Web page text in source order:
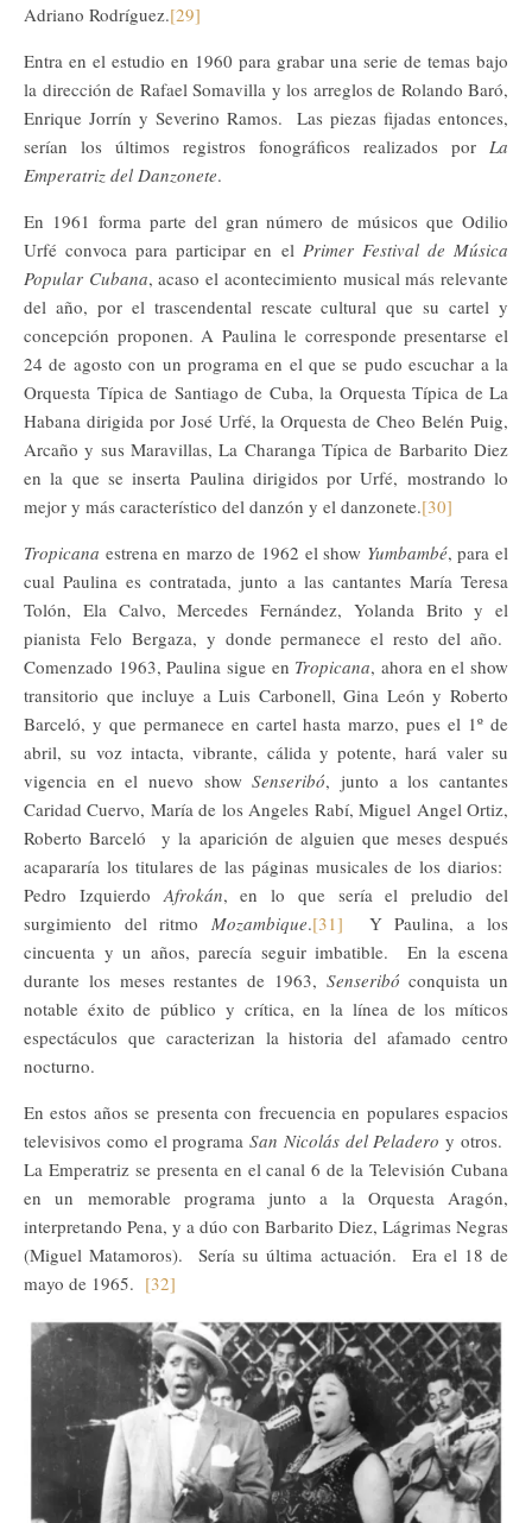
Adriano Rodríguez.[29]
Entra en el estudio en 1960 para grabar una serie de temas bajo
la dirección de Rafael Somavilla y los arreglos de Rolando Baró,
Enrique Jorrín y Severino Ramos. Las piezas fijadas entonces,
serían los últimos registros fonográficos realizados por La
Emperatriz del Danzonete.
En 1961 forma parte del gran número de músicos que Odilio
Urfé convoca para participar en el Primer Festival de Música
Popular Cubana, acaso el acontecimiento musical más relevante
del año, por el trascendental rescate cultural que su cartel y
concepción proponen. A Paulina le corresponde presentarse el
24 de agosto con un programa en el que se pudo escuchar a la
Orquesta Típica de Santiago de Cuba, la Orquesta Típica de La
Habana dirigida por José Urfé, la Orquesta de Cheo Belén Puig,
Arcaño y sus Maravillas, La Charanga Típica de Barbarito Diez
en la que se inserta Paulina dirigidos por Urfé, mostrando lo
mejor y más característico del danzón y el danzonete.[30]
Tropicana estrena en marzo de 1962 el show Yumbambé, para el
cual Paulina es contratada, junto a las cantantes María Teresa
Tolón, Ela Calvo, Mercedes Fernández, Yolanda Brito y el
pianista Felo Bergaza, y donde permanece el resto del año.
Comenzado 1963, Paulina sigue en Tropicana, ahora en el show
transitorio que incluye a Luis Carbonell, Gina León y Roberto
Barceló, y que permanece en cartel hasta marzo, pues el 1º de
abril, su voz intacta, vibrante, cálida y potente, hará valer su
vigencia en el nuevo showSenseribó, junto a los cantantes
Caridad Cuervo, María de los Angeles Rabí, Miguel Angel Ortiz,
Roberto Barceló y la aparición de alguien que meses después
acapararía los titulares de las páginas musicales de los diarios:
Pedro IzquierdoAfrokán, en lo que sería el preludio del
surgimiento del ritmo Mozambique.[31] Y Paulina, a los
cincuenta y un años, parecía seguir imbatible. En la escena
durante los meses restantes de 1963, Senseribó conquista un
notable éxito de público y crítica, en la línea de los míticos
espectáculos que caracterizan la historia del afamado centro
nocturno.
En estos años se presenta con frecuencia en populares espacios
televisivos como el programaSan Nicolás del Peladero y otros.
La Emperatriz se presenta en el canal 6 de la Televisión Cubana
en un memorable programa junto a la Orquesta Aragón,
interpretando Pena, y a dúo con Barbarito Diez, Lágrimas Negras
(Miguel Matamoros). Sería su última actuación. Era el 18 de
mayo de 1965. [32]